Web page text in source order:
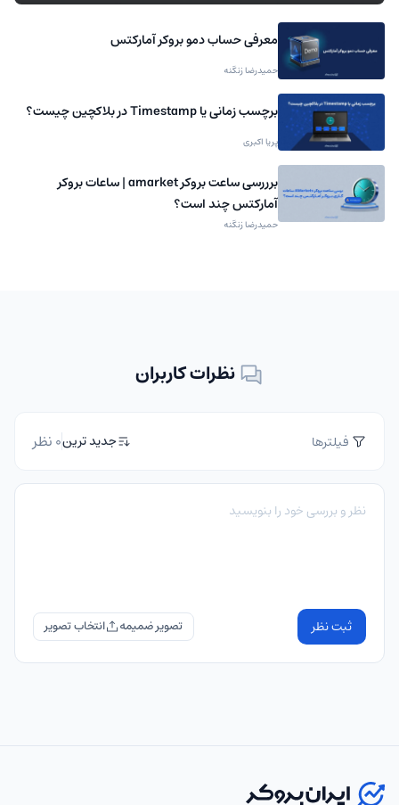
معرفی حساب دمو بروکر آمارکتس
حمیدرضا زنگنه
برچسب زمانی یا Timestamp در بلاکچین چیست؟
پریا اکبری
برررسی ساعت بروکر amarket | ساعات بروکر
آمارکتس چند است؟
حمیدرضا زنگنه
نظرات کاربران
فیلترها جدید ترین0 نظر
ثبت نظر تصویر ضمیمه